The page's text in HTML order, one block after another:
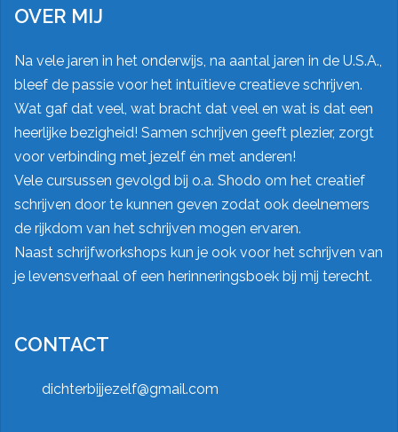
OVER MIJ
Na vele jaren in het onderwijs, na aantal jaren in de U.S.A.,
bleef de passie voor het intuïtieve creatieve schrijven.
Wat gaf dat veel, wat bracht dat veel en wat is dat een
heerlijke bezigheid! Samen schrijven geeft plezier, zorgt
voor verbinding met jezelf én met anderen!
Vele cursussen gevolgd bij o.a. Shodo om het creatief
schrijven door te kunnen geven zodat ook deelnemers
de rijkdom van het schrijven mogen ervaren.
Naast schrijfworkshops kun je ook voor het schrijven van
je levensverhaal of een herinneringsboek bij mij terecht.
CONTACT
dichterbijjezelf@gmail.com